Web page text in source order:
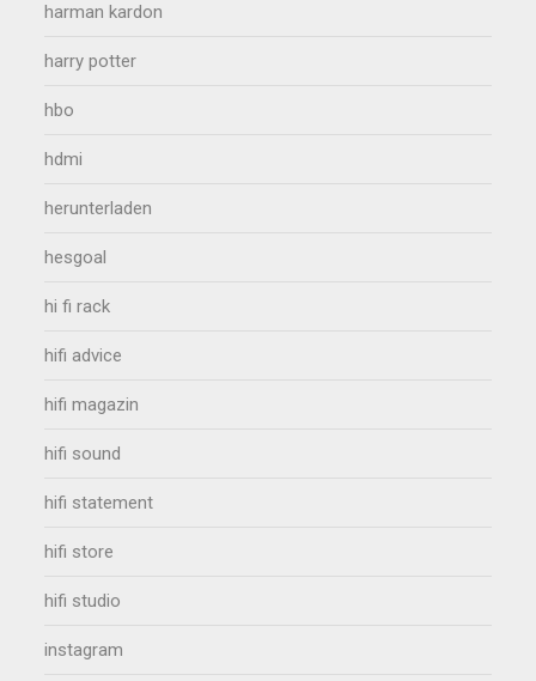
harman kardon
harry potter
hbo
hdmi
herunterladen
hesgoal
hi fi rack
hifi advice
hifi magazin
hifi sound
hifi statement
hifi store
hifi studio
instagram